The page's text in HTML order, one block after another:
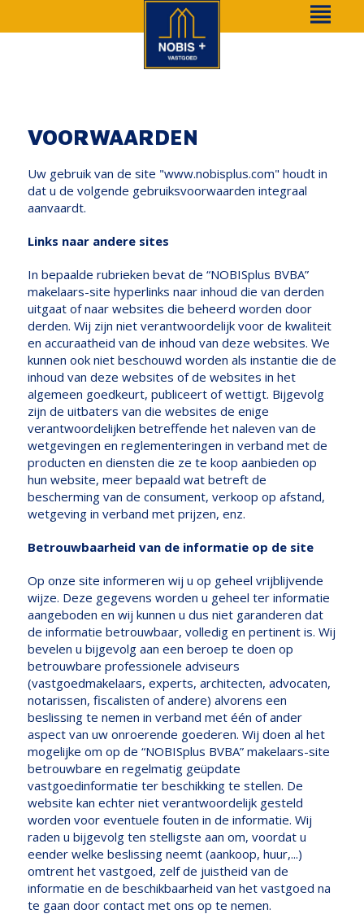
VOORWAARDEN
Uw gebruik van de site "www.nobisplus.com" houdt in
dat u de volgende gebruiksvoorwaarden integraal
aanvaardt.
Links naar andere sites
In bepaalde rubrieken bevat de “NOBISplus BVBA”
makelaars-site hyperlinks naar inhoud die van derden
uitgaat of naar websites die beheerd worden door
derden. Wij zijn niet verantwoordelijk voor de kwaliteit
en accuraatheid van de inhoud van deze websites. We
kunnen ook niet beschouwd worden als instantie die de
inhoud van deze websites of de websites in het
algemeen goedkeurt, publiceert of wettigt. Bijgevolg
zijn de uitbaters van die websites de enige
verantwoordelijken betreffende het naleven van de
wetgevingen en reglementeringen in verband met de
producten en diensten die ze te koop aanbieden op
hun website, meer bepaald wat betreft de
bescherming van de consument, verkoop op afstand,
wetgeving in verband met prijzen, enz.
Betrouwbaarheid van de informatie op de site
Op onze site informeren wij u op geheel vrijblijvende
wijze. Deze gegevens worden u geheel ter informatie
aangeboden en wij kunnen u dus niet garanderen dat
de informatie betrouwbaar, volledig en pertinent is. Wij
bevelen u bijgevolg aan een beroep te doen op
betrouwbare professionele adviseurs
(vastgoedmakelaars, experts, architecten, advocaten,
notarissen, fiscalisten of andere) alvorens een
beslissing te nemen in verband met één of ander
aspect van uw onroerende goederen. Wij doen al het
mogelijke om op de “NOBISplus BVBA” makelaars-site
betrouwbare en regelmatig geüpdate
vastgoedinformatie ter beschikking te stellen. De
website kan echter niet verantwoordelijk gesteld
worden voor eventuele fouten in de informatie. Wij
raden u bijgevolg ten stelligste aan om, voordat u
eender welke beslissing neemt (aankoop, huur,...)
omtrent het vastgoed, zelf de juistheid van de
informatie en de beschikbaarheid van het vastgoed na
te gaan door contact met ons op te nemen.